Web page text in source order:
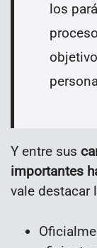
los
Y entre sus
importantes
vale destacar